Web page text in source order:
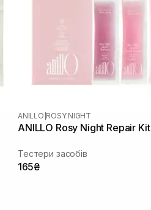
ANILLO ROSY NIGHT
ANILLO Rosy Night Repair Kit
Тестери засобів
165₴